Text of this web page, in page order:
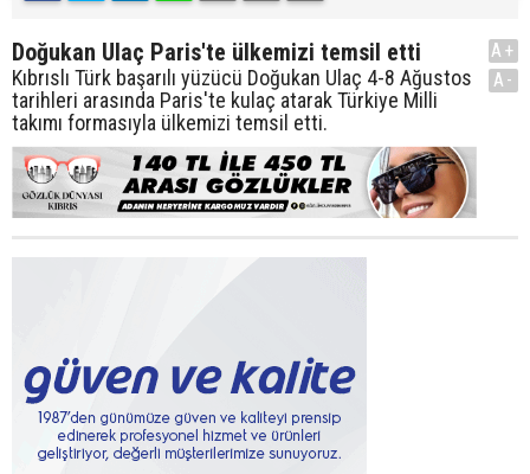
Doğukan Ulaç Paris'te ülkemizi temsil etti
Kıbrıslı Türk başarılı yüzücü Doğukan Ulaç 4-8 Ağustos
tarihleri arasında Paris'te kulaç atarak Türkiye Milli
takımı formasıyla ülkemizi temsil etti.
A+
A-